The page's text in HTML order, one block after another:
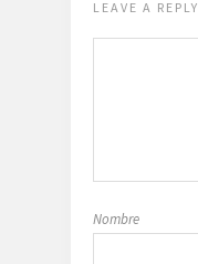
LEAVE A REPLY
Nombre